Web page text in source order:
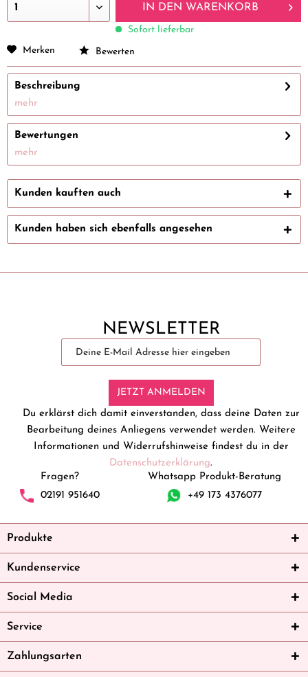
IN DEN WARENKORB
Sofort lieferbar
Merken
Bewerten
Beschreibung
mehr
Bewertungen
mehr
Kunden kauften auch
Kunden haben sich ebenfalls angesehen
NEWSLETTER
JETZT ANMELDEN
Du erklärst dich damit einverstanden, dass deine Daten zur
Bearbeitung deines Anliegens verwendet werden. Weitere
Informationen und Widerrufshinweise findest du in der
Datenschutzerklärung.
Fragen?
02191 951640
Whatsapp Produkt-Beratung
+49 173 4376077
Produkte
Kundenservice
Social Media
Service
Zahlungsarten